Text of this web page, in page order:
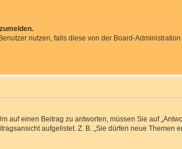
nutzen, falls diese von der Board-
auf einen Beitrag zu antworten, müssen Sie auf
aufgelistet. Z. B. „Sie dürfen neue Themen